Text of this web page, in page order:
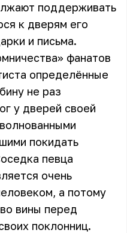
поддерживать
к дверям его
и письма.
фанатов
определённые
не раз
у дверей своей
покидать
певца
очень
а потому
вины перед
поклонниц.